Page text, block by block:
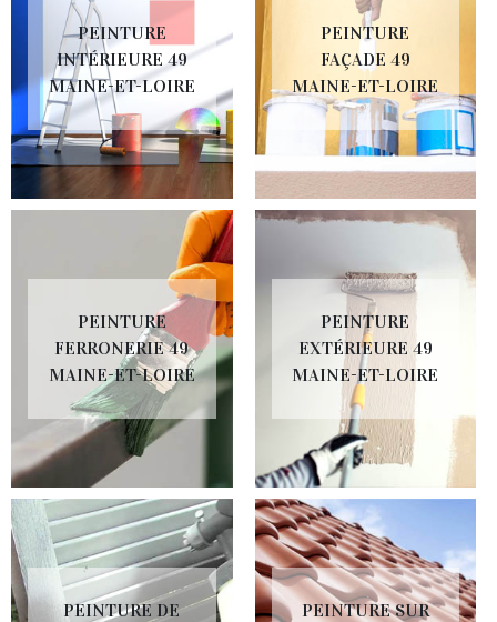
PEINTURE
INTÉRIEURE 49
MAINE-ET-LOIRE
PEINTURE
FAÇADE 49
MAINE-ET-LOIRE
PEINTURE
FERRONERIE 49
MAINE-ET-LOIRE
PEINTURE
EXTÉRIEURE 49
MAINE-ET-LOIRE
PEINTURE DE
PEINTURE SUR